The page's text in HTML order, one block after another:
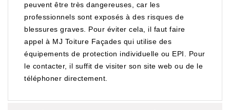
peuvent être très dangereuses, car les
professionnels sont exposés à des risques de
blessures graves. Pour éviter cela, il faut faire
appel à MJ Toiture Façades qui utilise des
équipements de protection individuelle ou EPI. Pour
le contacter, il suffit de visiter son site web ou de le
téléphoner directement.